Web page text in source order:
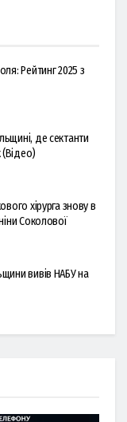
Рейтинг 2025 з
де сектанти
хірурга знову в
Соколової
вивів НАБУ на